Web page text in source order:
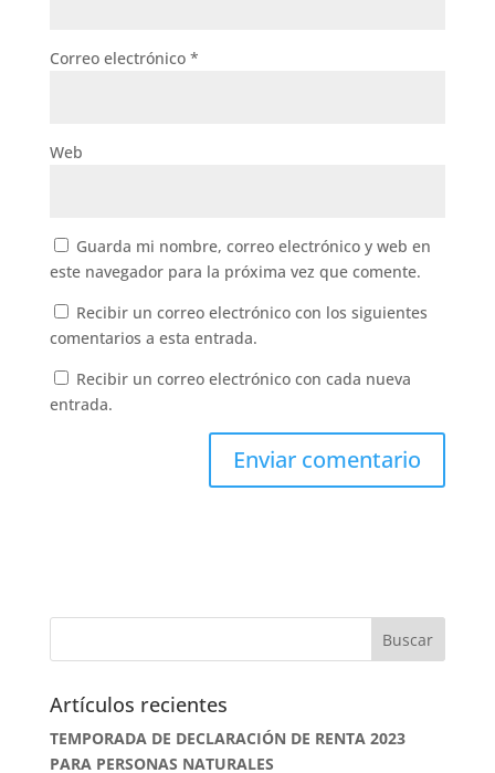
Correo electrónico *
Web
Guarda mi nombre, correo electrónico y web en
este navegador para la próxima vez que comente.
Recibir un correo electrónico con los siguientes
comentarios a esta entrada.
Recibir un correo electrónico con cada nueva
entrada.
Artículos recientes
TEMPORADA DE DECLARACIÓN DE RENTA 2023
PARA PERSONAS NATURALES